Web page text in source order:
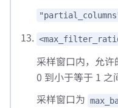
采样窗口内，允
0 到小于等于 1 之
采样窗口为